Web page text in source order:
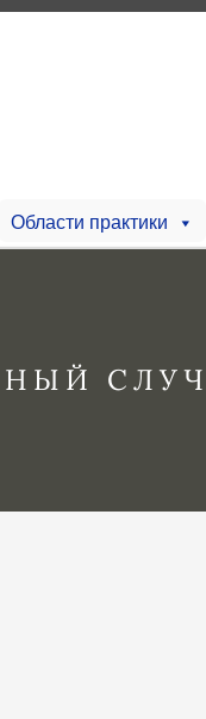
Области практики